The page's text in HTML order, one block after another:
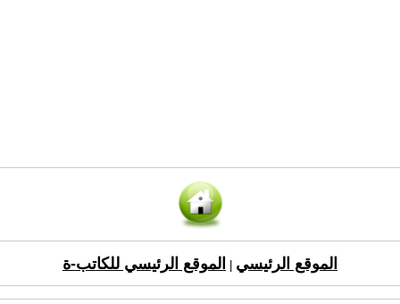
الموقع الرئيسي الموقع الرئيسي للكاتب-ة